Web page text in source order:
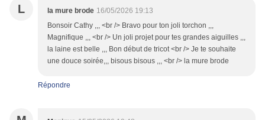
L la mure brode 16/05/2026 19:13
Bonsoir Cathy ,,, <br /> Bravo pour ton joli torchon ,,,
Magnifique ,,, <br /> Un joli projet pour tes grandes aiguilles ,,,
la laine est belle ,,, Bon début de tricot <br /> Je te souhaite
une douce soirée,,, bisous bisous ,,, <br /> la mure brode
Répondre